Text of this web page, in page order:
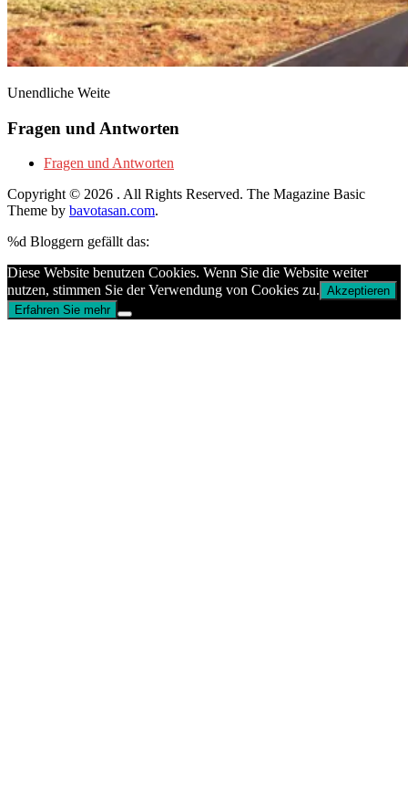
Unendliche Weite
Fragen und Antworten
Fragen und Antworten
Copyright © 2026 . All Rights Reserved. The Magazine Basic
Theme by bavotasan.com.
%d Bloggern gefällt das:
Diese Website benutzen Cookies. Wenn Sie die Website weiter
nutzen, stimmen Sie der Verwendung von Cookies zu. Akzeptieren
Erfahren Sie mehr